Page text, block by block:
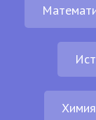
Химия